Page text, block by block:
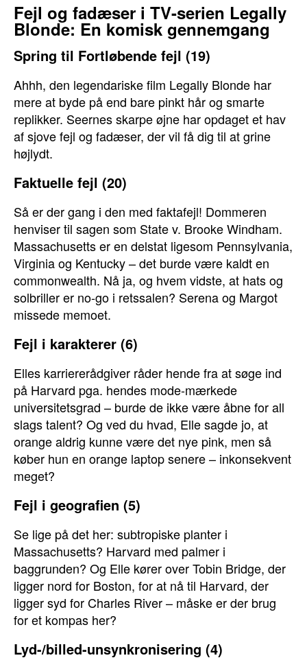
Fejl og fadæser i TV-serien Legally
Blonde: En komisk gennemgang
Spring til Fortløbende fejl (19)
Ahhh, den legendariske film Legally Blonde har
mere at byde på end bare pinkt hår og smarte
replikker. Seernes skarpe øjne har opdaget et hav
af sjove fejl og fadæser, der vil få dig til at grine
højlydt.
Faktuelle fejl (20)
Så er der gang i den med faktafejl! Dommeren
henviser til sagen som State v. Brooke Windham.
Massachusetts er en delstat ligesom Pennsylvania,
Virginia og Kentucky – det burde være kaldt en
commonwealth. Nå ja, og hvem vidste, at hats og
solbriller er no-go i retssalen? Serena og Margot
missede memoet.
Fejl i karakterer (6)
Elles karriererådgiver råder hende fra at søge ind
på Harvard pga. hendes mode-mærkede
universitetsgrad – burde de ikke være åbne for all
slags talent? Og ved du hvad, Elle sagde jo, at
orange aldrig kunne være det nye pink, men så
køber hun en orange laptop senere – inkonsekvent
meget?
Fejl i geografien (5)
Se lige på det her: subtropiske planter i
Massachusetts? Harvard med palmer i
baggrunden? Og Elle kører over Tobin Bridge, der
ligger nord for Boston, for at nå til Harvard, der
ligger syd for Charles River – måske er der brug
for et kompas her?
Lyd-/billed-unsynkronisering (4)